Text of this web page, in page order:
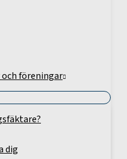
föreningar
dig